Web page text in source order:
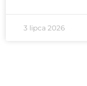
3 lipca 2026